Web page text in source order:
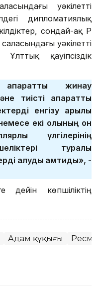
уәкілетті
дипломатиялық
сондай-ақ ҚР
уәкілетті
қауіпсіздік
ақпаратты жинау
тиісті ақпараттық
енгізу арқылы
екі қолының он
үлгілерінің
туралы
алуды қамтиды», -
көпшіліктің
Адам құқығы Ресми